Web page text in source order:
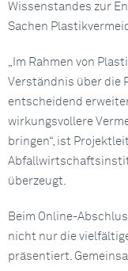
Wissenstandes zur
Sachen
„Im Rahmen von
Verständnis über die
entscheidend
wirkungsvollere
bringen“, ist
überzeugt.
Beim Online-
nicht nur die
präsentiert.